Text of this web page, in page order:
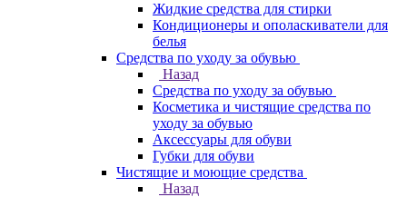
Жидкие средства для стирки
Кондиционеры и ополаскиватели для
белья
Средства по уходу за обувью
Назад
Средства по уходу за обувью
Косметика и чистящие средства по
уходу за обувью
Аксессуары для обуви
Губки для обуви
Чистящие и моющие средства
Назад